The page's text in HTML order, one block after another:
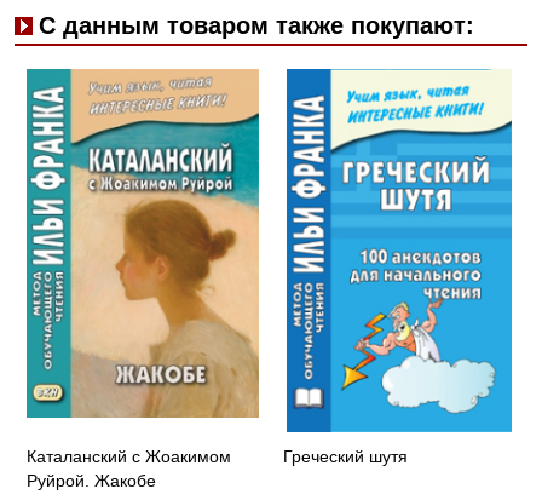
С данным товаром также покупают:
Каталанский с Жоакимом
Руйрой. Жакобе
Греческий шутя